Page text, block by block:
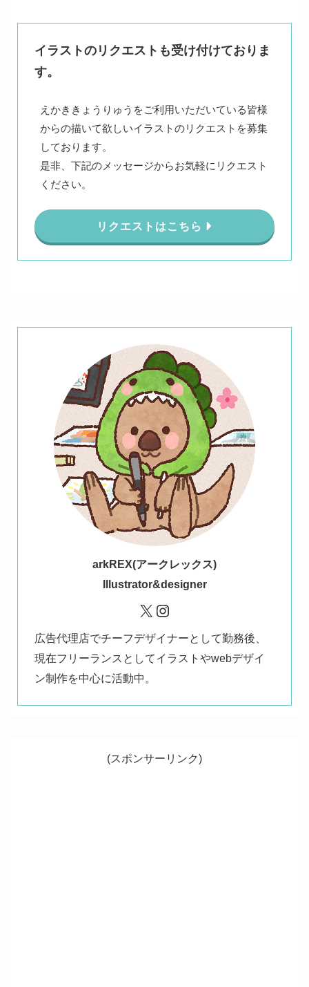
イラストのリクエストも受け付けておりま
す。
えかききょうりゅうをご利用いただいている皆様
からの描いて欲しいイラストのリクエストを募集
しております。
是非、下記のメッセージからお気軽にリクエスト
ください。
リクエストはこちら
arkREX(アークレックス)
Illustrator&designer
X Instagram
広告代理店でチーフデザイナーとして勤務後、
現在フリーランスとしてイラストやwebデザイ
ン制作を中心に活動中。
(スポンサーリンク)